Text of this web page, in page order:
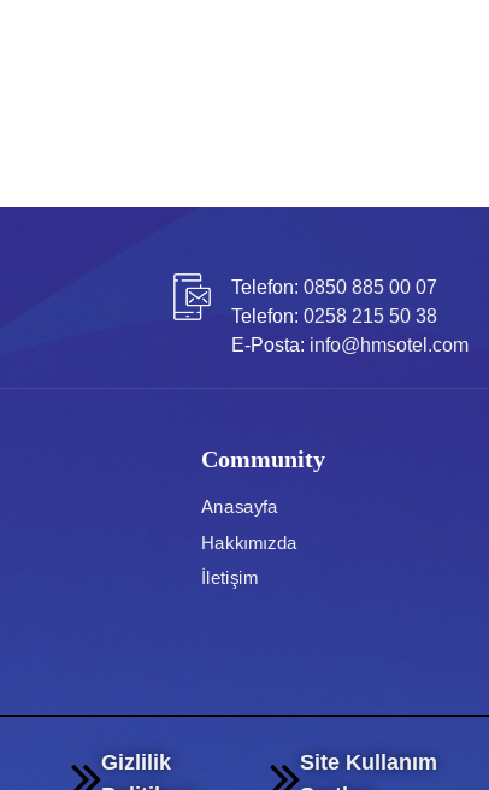
Telefon: 0850 885 00 07
Telefon: 0258 215 50 38
E-Posta: info@hmsotel.com
Community
Anasayfa
Hakkımızda
İletişim
Gizlilik
Site Kullanım